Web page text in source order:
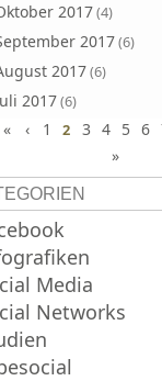
2017(4)
2017(6)
2017(6)
2017(6)
Juni 2017(6)
« ‹ 1 2 3 4 5 6
»
Media
Networks